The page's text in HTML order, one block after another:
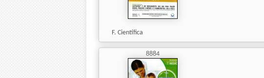
F. Científica
8884